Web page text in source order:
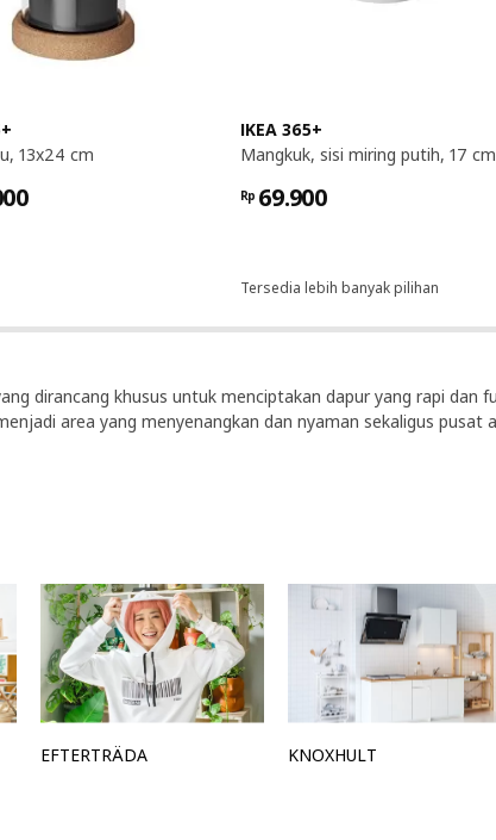
13x24 cm
IKEA 365+
Mangkuk, sisi miring putih, 17 cm
Rp 69.900
Tersedia lebih banyak pilihan
dirancang khusus untuk menciptakan dapur yang rapi dan
area yang menyenangkan dan nyaman sekaligus pusat
EFTERTRÄDA KNOXHULT